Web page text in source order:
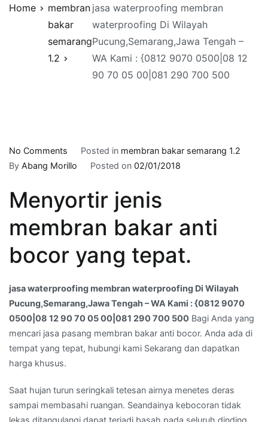
Home
membran
bakar
semarang
1.2
jasa waterproofing membran
waterproofing Di Wilayah
Pucung,Semarang,Jawa Tengah –
WA Kami : {0812 9070 0500|08 12
90 70 05 00|081 290 700 500
No Comments
jasa
membran
waterproofing
Di
Pucung,Semarang,Jawa
Tengah
–
WA
Kami
:
{0812
12
90
70
Posted in membran bakar semarang 1.2
By Abang Morillo Posted on 02/01/2018
Menyortir jenis
membran bakar anti
bocor yang tepat.
jasa waterproofing membran waterproofing Di Wilayah
Pucung,Semarang,Jawa Tengah – WA Kami : {0812 9070
0500|08 12 90 70 05 00|081 290 700 500 Bagi Anda yang
mencari jasa pasang membran bakar anti bocor. Anda ada di
tempat yang tepat, hubungi kami Sekarang dan dapatkan
harga khusus.
Saat hujan turun seringkali tetesan airnya menetes deras
sampai membasahi ruangan. Seandainya kebocoran tidak
lekas ditangulangi dapat terjadi basah pada seluruh dinding